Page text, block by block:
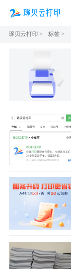
琢贝云打印 > 标签 >